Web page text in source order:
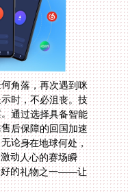
角落，再次遇到咪
时，不必沮丧。技
通过选择具备智能
后保障的回国加速
论身在地球何处，
激动人心的赛场瞬
好的礼物之一——让